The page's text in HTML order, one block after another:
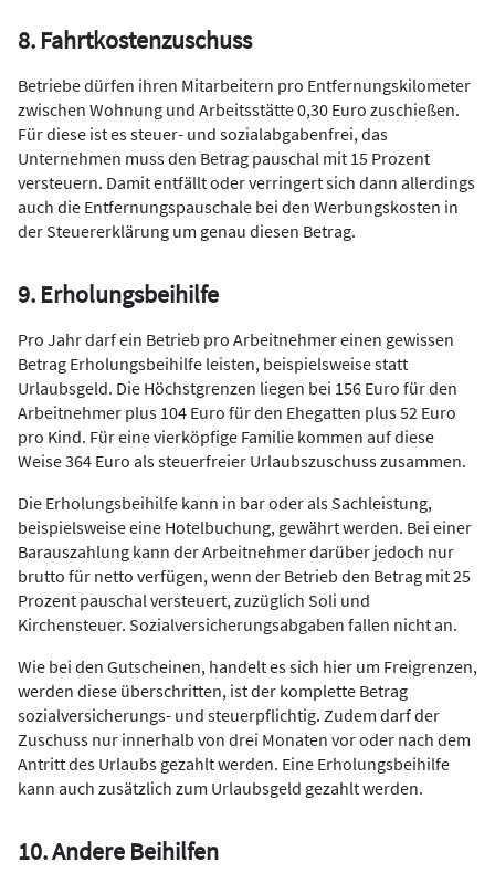
8. Fahrtkostenzuschuss
Betriebe dürfen ihren Mitarbeitern pro Entfernungskilometer
zwischen Wohnung und Arbeitsstätte 0,30 Euro zuschießen.
Für diese ist es steuer- und sozialabgabenfrei, das
Unternehmen muss den Betrag pauschal mit 15 Prozent
versteuern. Damit entfällt oder verringert sich dann allerdings
auch die Entfernungspauschale bei den Werbungskosten in
der Steuererklärung um genau diesen Betrag.
9. Erholungsbeihilfe
Pro Jahr darf ein Betrieb pro Arbeitnehmer einen gewissen
Betrag Erholungsbeihilfe leisten, beispielsweise statt
Urlaubsgeld. Die Höchstgrenzen liegen bei 156 Euro für den
Arbeitnehmer plus 104 Euro für den Ehegatten plus 52 Euro
pro Kind. Für eine vierköpfige Familie kommen auf diese
Weise 364 Euro als steuerfreier Urlaubszuschuss zusammen.
Die Erholungsbeihilfe kann in bar oder als Sachleistung,
beispielsweise eine Hotelbuchung, gewährt werden. Bei einer
Barauszahlung kann der Arbeitnehmer darüber jedoch nur
brutto für netto verfügen, wenn der Betrieb den Betrag mit 25
Prozent pauschal versteuert, zuzüglich Soli und
Kirchensteuer. Sozialversicherungsabgaben fallen nicht an.
Wie bei den Gutscheinen, handelt es sich hier um Freigrenzen,
werden diese überschritten, ist der komplette Betrag
sozialversicherungs- und steuerpflichtig. Zudem darf der
Zuschuss nur innerhalb von drei Monaten vor oder nach dem
Antritt des Urlaubs gezahlt werden. Eine Erholungsbeihilfe
kann auch zusätzlich zum Urlaubsgeld gezahlt werden.
10. Andere Beihilfen